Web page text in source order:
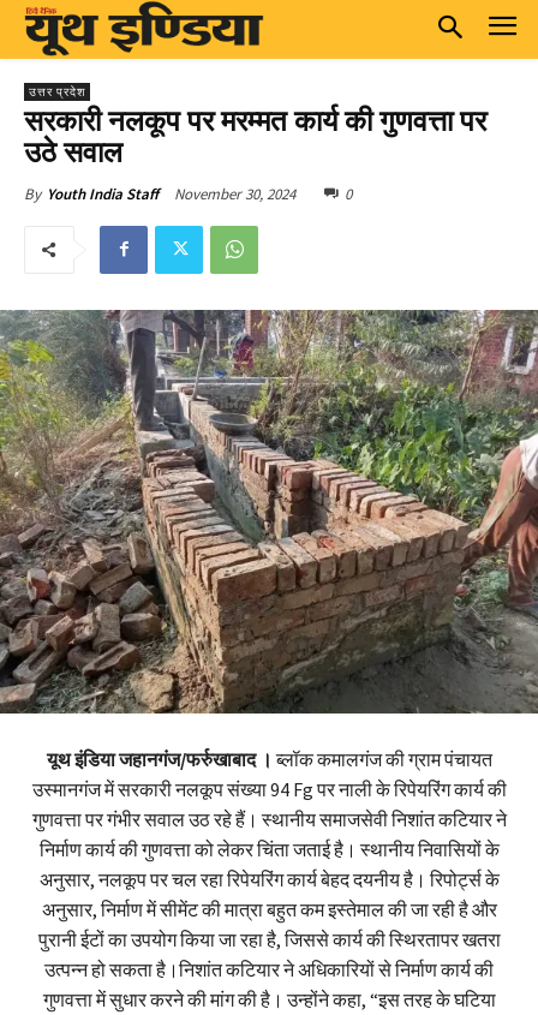
उत्तर प्रदेश
सरकारी नलकूप पर मरम्मत कार्य की गुणवत्ता पर
उठे सवाल
By Youth India Staff November 30, 2024 0
यूथ इंडिया जहानगंज/फर्रुखाबाद । ब्लॉक कमालगंज की ग्राम पंचायत
उस्मानगंज में सरकारी नलकूप संख्या 94 Fg पर नाली के रिपेयरिंग कार्य की
गुणवत्ता पर गंभीर सवाल उठ रहे हैं। स्थानीय समाजसेवी निशांत कटियार ने
निर्माण कार्य की गुणवत्ता को लेकर चिंता जताई है। स्थानीय निवासियों के
अनुसार, नलकूप पर चल रहा रिपेयरिंग कार्य बेहद दयनीय है। रिपोर्ट्स के
अनुसार, निर्माण में सीमेंट की मात्रा बहुत कम इस्तेमाल की जा रही है और
पुरानी ईटों का उपयोग किया जा रहा है, जिससे कार्य की स्थिरतापर खतरा
उत्पन्न हो सकता है।निशांत कटियार ने अधिकारियों से निर्माण कार्य की
गुणवत्ता में सुधार करने की मांग की है। उन्होंने कहा, “इस तरह के घटिया